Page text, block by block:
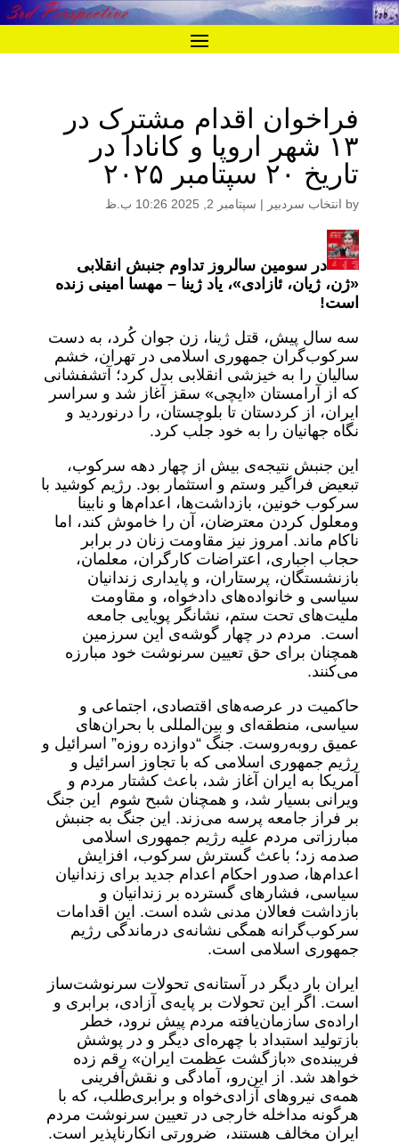
فراخوان اقدام مشترک در
۱۳ شهر اروپا و کانادا در
تاریخ ۲۰ سپتامبر ۲۰۲۵
by انتخاب سردبیر | سپتامبر 2, 2025 10:26 ب.ظ
در سومین سالروز تداوم جنبش انقلابی
«ژن، ژیان، ئازادی»، یاد ژینا – مهسا امینی زنده
است!
سه سال پیش، قتل ژینا، زن جوان کُرد، به دست
سرکوب‌گران جمهوری اسلامی در تهران، خشم
سالیان را به خیزشی انقلابی بدل کرد؛ آتشفشانی
که از آرامستان «ایچی» سقز آغاز شد و سراسر
ایران، از کردستان تا بلوچستان، را درنوردید و
نگاه جهانیان را به خود جلب کرد.
این جنبش نتیجه‌ی بیش از چهار دهه سرکوب،
تبعیض فراگیر وستم و استثمار بود. رژیم کوشید با
سرکوب خونین، بازداشت‌ها، اعدام‌ها و نابینا
ومعلول کردن معترضان، آن را خاموش کند، اما
ناکام ماند. امروز نیز مقاومت زنان در برابر
حجاب اجباری، اعتراضات کارگران، معلمان،
بازنشستگان، پرستاران، و پایداری زندانیان
سیاسی و خانواده‌های دادخواه، و مقاومت
ملیت‌های تحت ستم، نشانگر پویایی جامعه
است. مردم در چهار گوشه‌ی این سرزمین
همچنان برای حق تعیین سرنوشت خود مبارزه
می‌کنند.
حاکمیت در عرصه‌های اقتصادی، اجتماعی و
سیاسی، منطقه‌ای و بین‌المللی با بحران‌های
عمیق روبه‌روست. جنگ “دوازده روزه” اسرائیل و
رژیم جمهوری اسلامی که با تجاوز اسرائیل و
آمریکا به ایران آغاز شد، باعث کشتار مردم و
ویرانی بسیار شد، و همچنان شبح شوم این جنگ
بر فراز جامعه پرسه می‌زند. این جنگ به جنبش
مبارزاتی مردم علیه رژیم جمهوری اسلامی
صدمه زد؛ باعث گسترش سرکوب، افزایش
اعدام‌ها، صدور احکام اعدام جدید برای زندانیان
سیاسی، فشارهای گسترده بر زندانیان و
بازداشت فعالان مدنی شده است. این اقدامات
سرکوب‌گرانه همگی نشانه‌ی درماندگی رژیم
جمهوری اسلامی است.
ایران بار دیگر در آستانه‌ی تحولات سرنوشت‌ساز
است. اگر این تحولات بر پایه‌ی آزادی، برابری و
اراده‌ی سازمان‌یافته مردم پیش نرود، خطر
بازتولید استبداد با چهره‌ای دیگر و در پوشش
فریبنده‌ی «بازگشت عظمت ایران» رقم زده
خواهد شد. از این‌رو، آمادگی و نقش‌آفرینی
همه‌ی نیروهای آزادی‌خواه و برابری‌طلب، که با
هرگونه مداخله خارجی در تعیین سرنوشت مردم
ایران مخالف هستند، ضرورتی انکارناپذیر است.